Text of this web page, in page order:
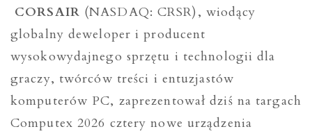
CORSAIR (NASDAQ: CRSR), wiodący
globalny deweloper i producent
wysokowydajnego sprzętu i technologii dla
graczy, twórców treści i entuzjastów
komputerów PC, zaprezentował dziś na targach
Computex 2026 cztery nowe urządzenia